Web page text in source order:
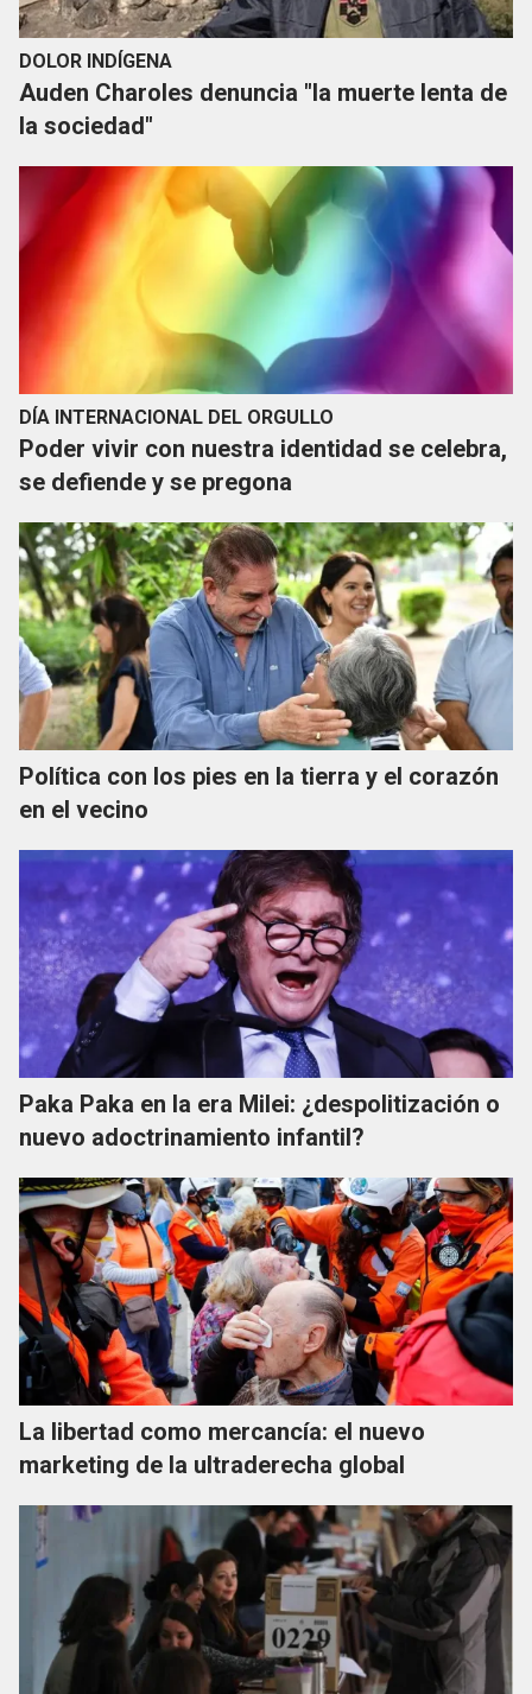
DOLOR INDÍGENA
Auden Charoles denuncia "la muerte lenta de
la sociedad"
DÍA INTERNACIONAL DEL ORGULLO
Poder vivir con nuestra identidad se celebra,
se defiende y se pregona
Política con los pies en la tierra y el corazón
en el vecino
Paka Paka en la era Milei: ¿despolitización o
nuevo adoctrinamiento infantil?
La libertad como mercancía: el nuevo
marketing de la ultraderecha global